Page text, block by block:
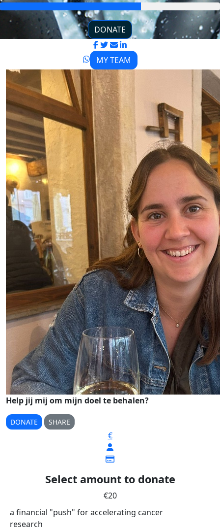
DONATE
MY TEAM
Help jij mij om mijn doel te behalen?
DONATE SHARE
€
Select amount to donate
€20
a financial "push" for accelerating cancer
research